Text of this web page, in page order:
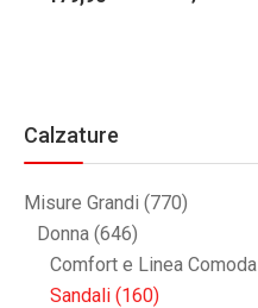
Calzature
Misure Grandi (770)
Donna (646)
Comfort e Linea Comoda
Sandali (160)